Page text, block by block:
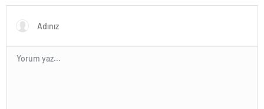
Bir Ağaç Türü